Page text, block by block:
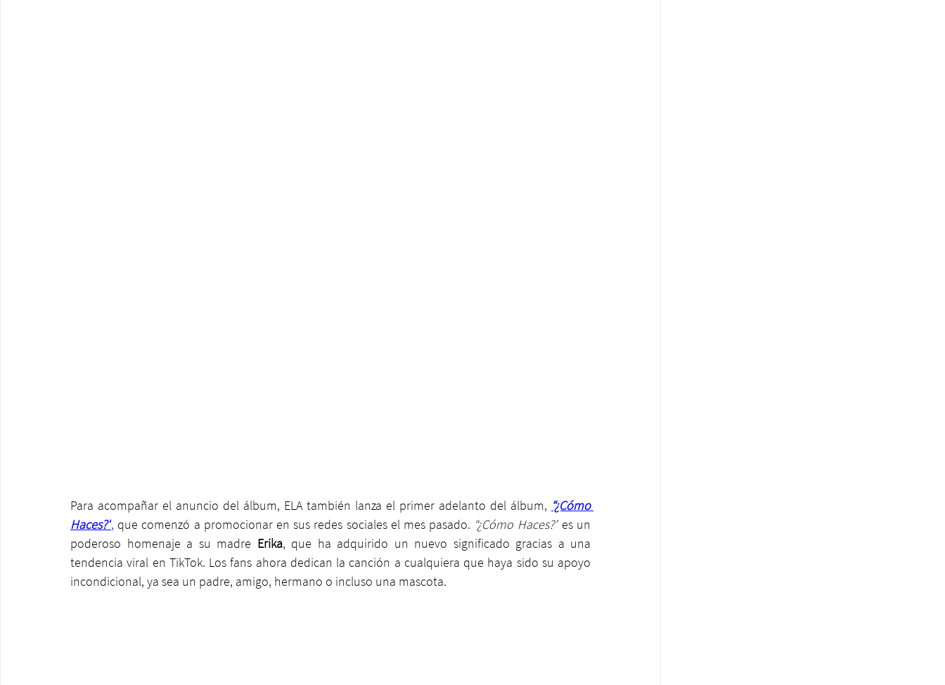
Para acompañar el anuncio del álbum, ELA también lanza el primer adelanto del álbum, “¿Cómo
Haces?”, que comenzó a promocionar en sus redes sociales el mes pasado. “¿Cómo Haces?” es un
poderoso homenaje a su madre Erika, que ha adquirido un nuevo significado gracias a una
tendencia viral en TikTok. Los fans ahora dedican la canción a cualquiera que haya sido su apoyo
incondicional, ya sea un padre, amigo, hermano o incluso una mascota.